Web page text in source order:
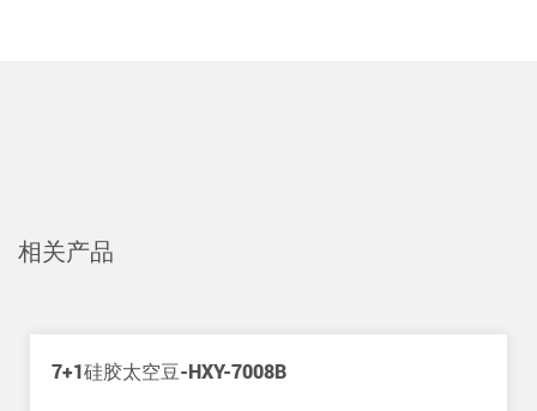
相关产品
7+1硅胶太空豆-HXY-7008B